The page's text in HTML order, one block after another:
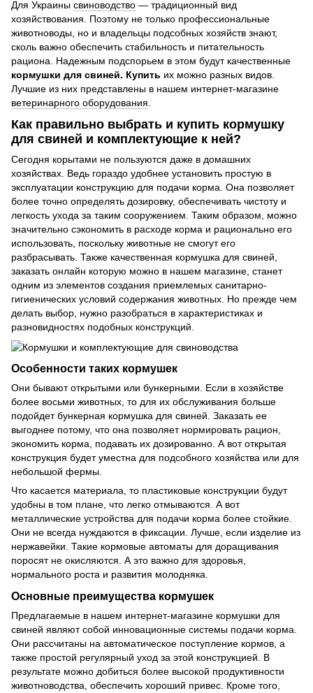
Для Украины свиноводство — традиционный вид
хозяйствования. Поэтому не только профессиональные
животноводы, но и владельцы подсобных хозяйств знают,
сколь важно обеспечить стабильность и питательность
рациона. Надежным подспорьем в этом будут качественные
кормушки для свиней. Купить их можно разных видов.
Лучшие из них представлены в нашем интернет-магазине
ветеринарного оборудования
Как правильно выбрать и купить кормушку
для свиней и комплектующие к ней?
Сегодня корытами не пользуются даже в домашних
хозяйствах. Ведь гораздо удобнее установить простую в
эксплуатации конструкцию для подачи корма. Она позволяет
более точно определять дозировку, обеспечивать чистоту и
легкость ухода за таким сооружением. Таким образом, можно
значительно сэкономить в расходе корма и рационально его
использовать, поскольку животные не смогут его
разбрасывать. Также качественная кормушка для свиней,
заказать онлайн которую можно в нашем магазине, станет
одним из элементов создания приемлемых санитарно-
гигиенических условий содержания животных. Но прежде чем
делать выбор, нужно разобраться в характеристиках и
разновидностях подобных конструкций.
Особенности таких кормушек
Они бывают открытыми или бункерными. Если в хозяйстве
более восьми животных, то для их обслуживания больше
подойдет бункерная кормушка для свиней. Заказать ее
выгоднее потому, что она позволяет нормировать рацион,
экономить корма, подавать их дозированно. А вот открытая
конструкция будет уместна для подсобного хозяйства или для
небольшой фермы.
Что касается материала, то пластиковые конструкции будут
удобны в том плане, что легко отмываются. А вот
металлические устройства для подачи корма более стойкие.
Они не всегда нуждаются в фиксации. Лучше, если изделие из
нержавейки. Такие кормовые автоматы для доращивания
поросят не окисляются. А это важно для здоровья,
нормального роста и развития молодняка.
Основные преимущества кормушек
Предлагаемые в нашем интернет-магазине кормушки для
свиней являют собой инновационные системы подачи корма.
Они рассчитаны на автоматическое поступление кормов, а
также простой регулярный уход за этой конструкцией. В
результате можно добиться более высокой продуктивности
животноводства, обеспечить хороший привес. Кроме того,